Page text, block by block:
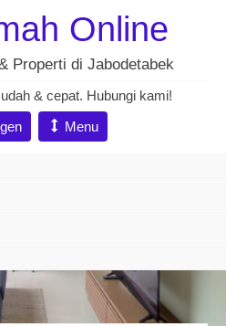
Online
Properti di Jabodetabek
& cepat. Hubungi kami!
Menu